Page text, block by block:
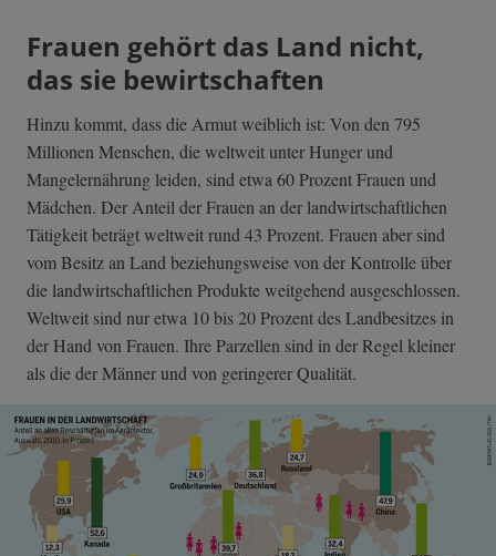
Frauen gehört das Land nicht,
das sie bewirtschaften
Hinzu kommt, dass die Armut weiblich ist: Von den 795
Millionen Menschen, die weltweit unter Hunger und
Mangelernährung leiden, sind etwa 60 Prozent Frauen und
Mädchen. Der Anteil der Frauen an der landwirtschaftlichen
Tätigkeit beträgt weltweit rund 43 Prozent. Frauen aber sind
vom Besitz an Land beziehungsweise von der Kontrolle über
die landwirtschaftlichen Produkte weitgehend ausgeschlossen.
Weltweit sind nur etwa 10 bis 20 Prozent des Landbesitzes in
der Hand von Frauen. Ihre Parzellen sind in der Regel kleiner
als die der Männer und von geringerer Qualität.